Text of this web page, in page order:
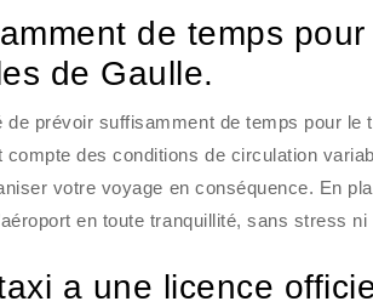
de temps pour
de Gaulle.
prévoir suffisamment de temps pour le
compte des conditions de circulation
votre voyage en conséquence. En
en toute tranquillité, sans stress ni
a une licence